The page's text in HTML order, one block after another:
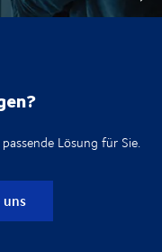
Lösung für Sie.